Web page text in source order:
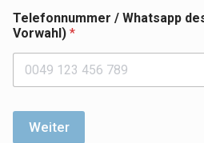
Telefonnummer / Whatsapp
Vorwahl)*
Weiter